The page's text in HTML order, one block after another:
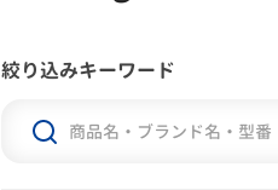
絞り込みキーワード